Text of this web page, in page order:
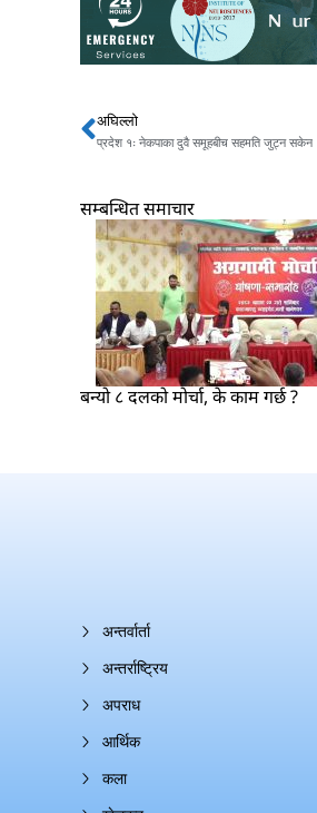
Prev
अघिल्लो
प्रदेश १ः नेकपाका दुवै समूहबीच सहमति जुट्न सकेन
सम्बन्धित समाचार
बन्यो ८ दलको मोर्चा, के काम गर्छ ?
अन्तर्वार्ता
अन्तर्राष्ट्रिय
अपराध
आर्थिक
कला